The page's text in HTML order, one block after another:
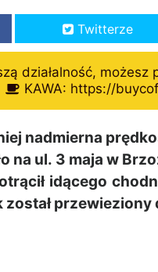
Twitterze
działalność,
KAWA: https://
nadmierna
na ul. 3 maja w
idącego
przewieziony